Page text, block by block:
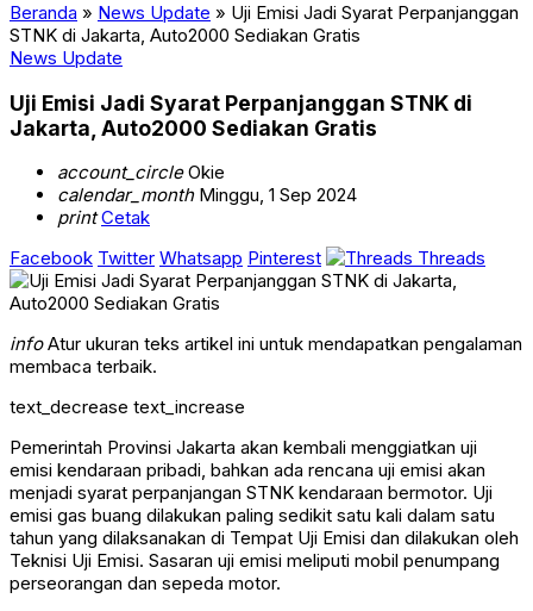
Beranda » News Update » Uji Emisi Jadi Syarat Perpanjanggan
STNK di Jakarta, Auto2000 Sediakan Gratis
News Update
Uji Emisi Jadi Syarat Perpanjanggan STNK di
Jakarta, Auto2000 Sediakan Gratis
account_circleOkie
calendar_monthMinggu, 1 Sep 2024
print Cetak
Facebook Twitter Whatsapp Pinterest Threads
infoAtur ukuran teks artikel ini untuk mendapatkan pengalaman
membaca terbaik.
text_decrease text_increase
Pemerintah Provinsi Jakarta akan kembali menggiatkan uji
emisi kendaraan pribadi, bahkan ada rencana uji emisi akan
menjadi syarat perpanjangan STNK kendaraan bermotor. Uji
emisi gas buang dilakukan paling sedikit satu kali dalam satu
tahun yang dilaksanakan di Tempat Uji Emisi dan dilakukan oleh
Teknisi Uji Emisi. Sasaran uji emisi meliputi mobil penumpang
perseorangan dan sepeda motor.